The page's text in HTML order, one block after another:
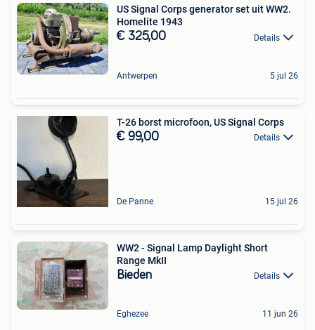
US Signal Corps generator set uit WW2.
Homelite 1943
€ 325,00 Details
Antwerpen 5 jul 26
T-26 borst microfoon, US Signal Corps
€ 99,00 Details
De Panne 15 jul 26
WW2 - Signal Lamp Daylight Short
Range MkII
Bieden Details
Eghezee 11 jun 26